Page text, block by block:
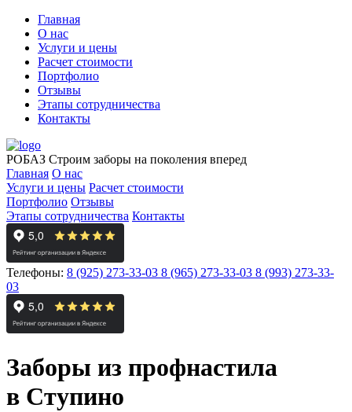
Главная
О нас
Услуги и цены
Расчет стоимости
Портфолио
Отзывы
Этапы сотрудничества
Контакты
РОБАЗ Строим заборы на поколения вперед
Главная О нас
Услуги и цены Расчет стоимости
Портфолио Отзывы
Этапы сотрудничества Контакты
Телефоны: 8 (925) 273-33-03 8 (965) 273-33-03 8 (993) 273-33-
03
Заборы из профнастила
в Ступино